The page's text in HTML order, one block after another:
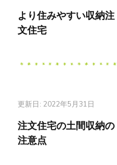
より住みやすい収納注
文住宅
更新日: 2022年5月31日
注文住宅の土間収納の
注意点